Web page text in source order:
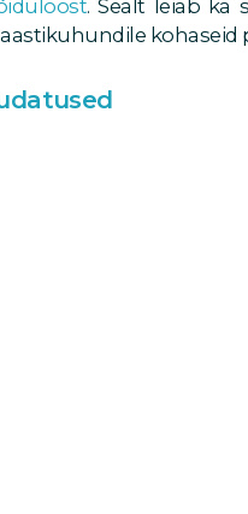
. Sealt leiab ka
kohaseid